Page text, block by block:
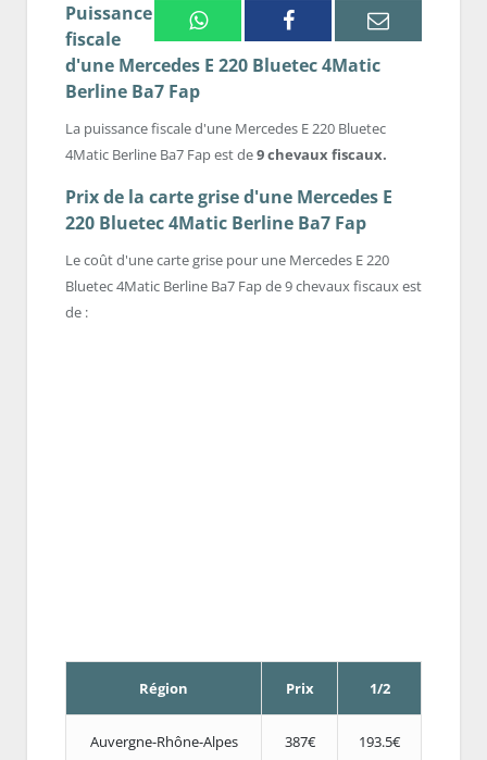
WhatsappFacebook Email
Puissance
fiscale
d'une Mercedes E 220 Bluetec 4Matic
Berline Ba7 Fap
La puissance fiscale d'une Mercedes E 220 Bluetec
4Matic Berline Ba7 Fap est de9 chevaux fiscaux.
Prix de la carte grise d'une Mercedes E
220 Bluetec 4Matic Berline Ba7 Fap
Le coût d'une carte grise pour une Mercedes E 220
Bluetec 4Matic Berline Ba7 Fap de 9 chevaux fiscaux est
de :
Région Prix 1/2
Auvergne-Rhône-Alpes 387€ 193.5€